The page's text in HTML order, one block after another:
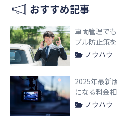
おすすめ記事
車両管理で
ブル防止策
ノウハウ
2025年最新
になる料金
ノウハウ